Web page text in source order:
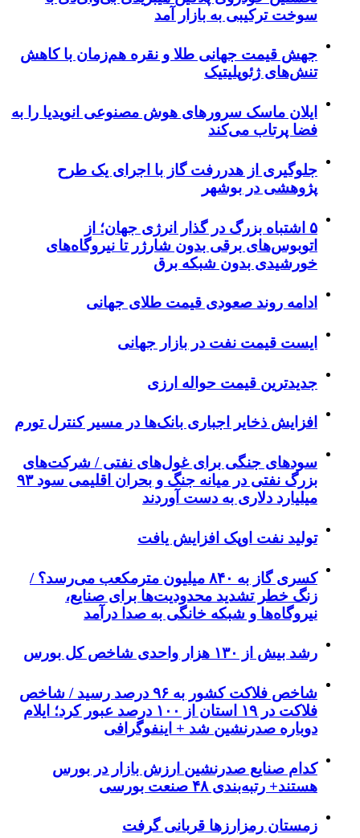
سوخت ترکیبی به بازار آمد
جهش قیمت جهانی طلا و نقره هم‌زمان با کاهش
تنش‌های ژئوپلیتیک
ایلان ماسک سرورهای هوش مصنوعی انویدیا را به
فضا پرتاب می‌کند
جلوگیری از هدررفت گاز با اجرای یک طرح
پژوهشی در بوشهر
۵ اشتباه بزرگ در گذار انرژی جهان؛ از
اتوبوس‌های برقی بدون شارژر تا نیروگاه‌های
خورشیدی بدون شبکه برق
ادامه روند صعودی قیمت طلای جهانی
ایست قیمت نفت در بازار جهانی
جدیدترین قیمت حواله ارزی
افزایش ذخایر اجباری بانک‌ها در مسیر کنترل تورم
سودهای جنگی برای غول‌های نفتی / شرکت‌های
بزرگ نفتی در میانه جنگ و بحران اقلیمی سود ۹۳
میلیارد دلاری به دست آوردند
تولید نفت اوپک افزایش یافت
کسری گاز به ۸۴۰ میلیون مترمکعب می‌رسد؟ /
زنگ خطر تشدید محدودیت‌ها برای صنایع،
نیروگاه‌ها و شبکه خانگی به صدا درآمد
رشد بیش از ۱۳۰ هزار واحدی شاخص کل بورس
شاخص فلاکت کشور به ۹۶ درصد رسید / شاخص
فلاکت در ۱۹ استان از ۱۰۰ درصد عبور کرد؛ ایلام
دوباره صدرنشین شد + اینفوگرافی
کدام صنایع صدرنشین‌ ارزش بازار در بورس
هستند+ رتبه‌بندی ۴۸ صنعت بورسی
زمستان رمزارزها قربانی گرفت